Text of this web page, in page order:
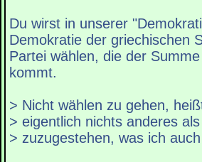
Du wirst in unserer
Demokratie der griechischen
Partei wählen, die der
kommt.
> Nicht wählen zu gehen,
> eigentlich nichts anderes
> zuzugestehen, was ich